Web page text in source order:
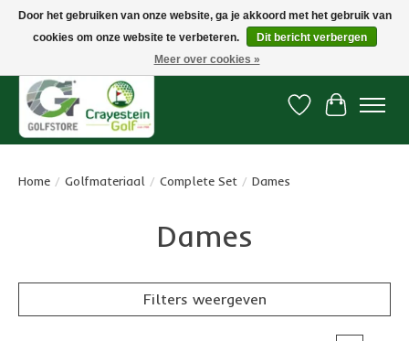
Snelle levering, gratis vanaf € 100. Onze oncourse Golfshop in Dordrecht is
Verlanglijst
Home / Golfmateriaal / Complete Set / Dames
Dames
Filters weergeven
Door het gebruiken van onze website, ga je akkoord met het gebruik van
cookies om onze website te verbeteren.
Dit bericht verbergen
Meer over cookies »